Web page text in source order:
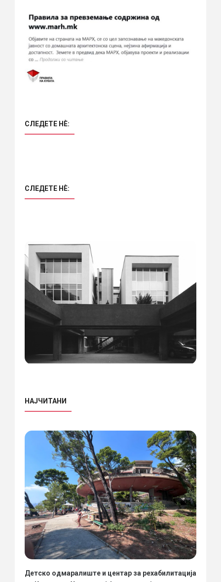
СЛЕДЕТЕ НÈ:
СЛЕДЕТЕ НÈ:
НАЈЧИТАНИ
Детско одмаралиште и центар за рехабилитација